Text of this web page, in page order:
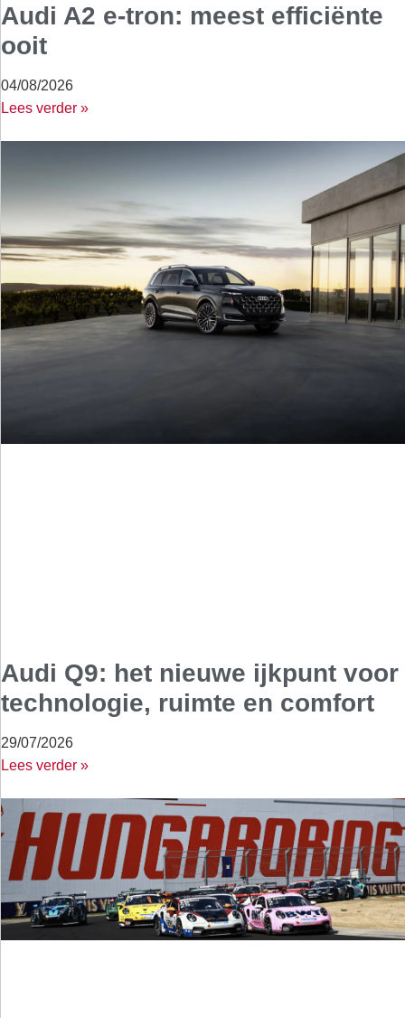
Audi A2 e-tron: meest efficiënte
ooit
04/08/2026
Lees verder »
Audi Q9: het nieuwe ijkpunt voor
technologie, ruimte en comfort
29/07/2026
Lees verder »